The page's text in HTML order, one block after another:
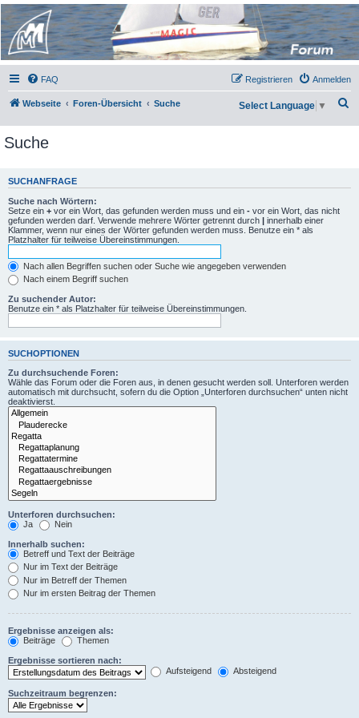
Micro Magic Forum
Deutschland
FAQ Anmelden
Registrieren
Webseite Foren-Übersicht Suche Select Language ▼
Suche
SUCHANFRAGE
Suche nach Wörtern:
Setze ein + vor ein Wort, das gefunden werden muss und ein - vor ein Wort, das nicht
gefunden werden darf. Verwende mehrere Wörter getrennt durch | innerhalb einer
Klammer, wenn nur eines der Wörter gefunden werden muss. Benutze ein * als
Platzhalter für teilweise Übereinstimmungen.
Nach allen Begriffen suchen oder Suche wie angegeben verwenden
Nach einem Begriff suchen
Zu suchender Autor:
Benutze ein * als Platzhalter für teilweise Übereinstimmungen.
SUCHOPTIONEN
Zu durchsuchende Foren:
Wähle das Forum oder die Foren aus, in denen gesucht werden soll. Unterforen werden
automatisch mit durchsucht, sofern du die Option „Unterforen durchsuchen“ unten nicht
deaktivierst.
Unterforen durchsuchen:
Ja
Nein
Innerhalb suchen:
Betreff und Text der Beiträge
Nur im Text der Beiträge
Nur im Betreff der Themen
Nur im ersten Beitrag der Themen
Ergebnisse anzeigen als:
Beiträge
Themen
Ergebnisse sortieren nach:
Aufsteigend
Absteigend
Suchzeitraum begrenzen: